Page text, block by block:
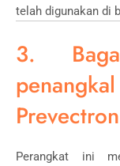
telah digunakan di
3.
Perangkat ini